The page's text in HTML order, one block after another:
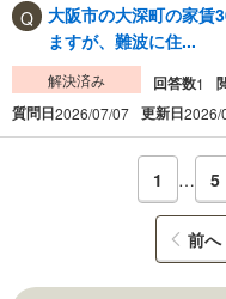
大阪市の大深町の家賃
ますが、難波に住...
解決済み 回答数1
質問日2026/07/07 更新日2026/
1 … 5
前へ